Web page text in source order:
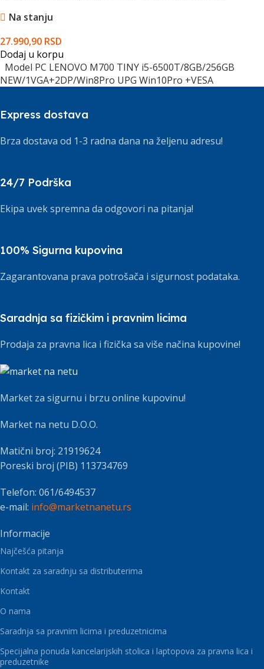
Na stanju
27.990,90 RSD
Dodaj u korpu
Model PC LENOVO M700 TINY i5-6500T/8GB/256GB
NEW/1VGA+2DP/Win8Pro UPG Win10Pro +VESA
Express dostava
Brza dostava od 1-3 radna dana na željenu adresu!
24/7 Podrška
Ekipa uvek spremna da odgovori na pitanja!
100% Sigurna kupovina
Zagarantovana prava potrošača i sigurnost podataka.
Saradnja sa fizičkim i pravnim licima
Prodaja za pravna lica i fizička sa više načina kupovine!
Market za sigurnu i brzu online kupovinu!
Market na netu D.O.O.
Matični broj: 21919624
Poreski broj (PIB) 113734769
Telefon: 061/6494537
e-mail: info@marketnanetu.rs
Informacije
Najčešća pitanja
Kontakt za saradnju sa distributerima
Kontakt
O nama
Saradnja sa pravnim licima i preduzetnicima
Specijalna ponuda kancelarijskih stolica i laptopova za pravna lica i
preduzetnike